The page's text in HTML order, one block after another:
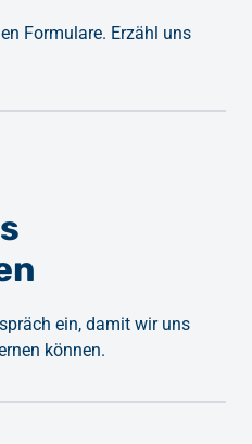
Formulare. Erzähl uns
ein, damit wir uns
können.